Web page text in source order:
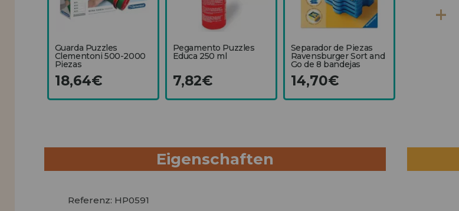
Guarda Puzzles
Clementoni 500-2000
Piezas
18,64€
Pegamento Puzzles
Educa 250 ml
7,82€
Separador de Piezas
Ravensburger Sort and
Go de 8 bandejas
14,70€
Eigenschaften
Referenz: HP0591